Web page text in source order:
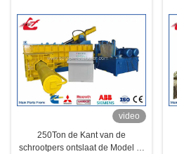
video
250Ton de Kant van de
schrootpers ontslaat de Model 5-